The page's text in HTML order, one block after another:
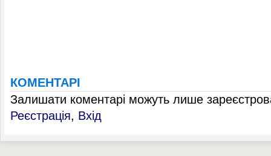
КОМЕНТАРІ
Залишати коментарі можуть лише
Реєстрація, Вхід